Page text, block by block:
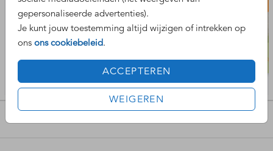
gepersonaliseerde advertenties).
Je kunt jouw toestemming altijd wijzigen of intrekken op
ons ons cookiebeleid.
ACCEPTEREN
WEIGEREN